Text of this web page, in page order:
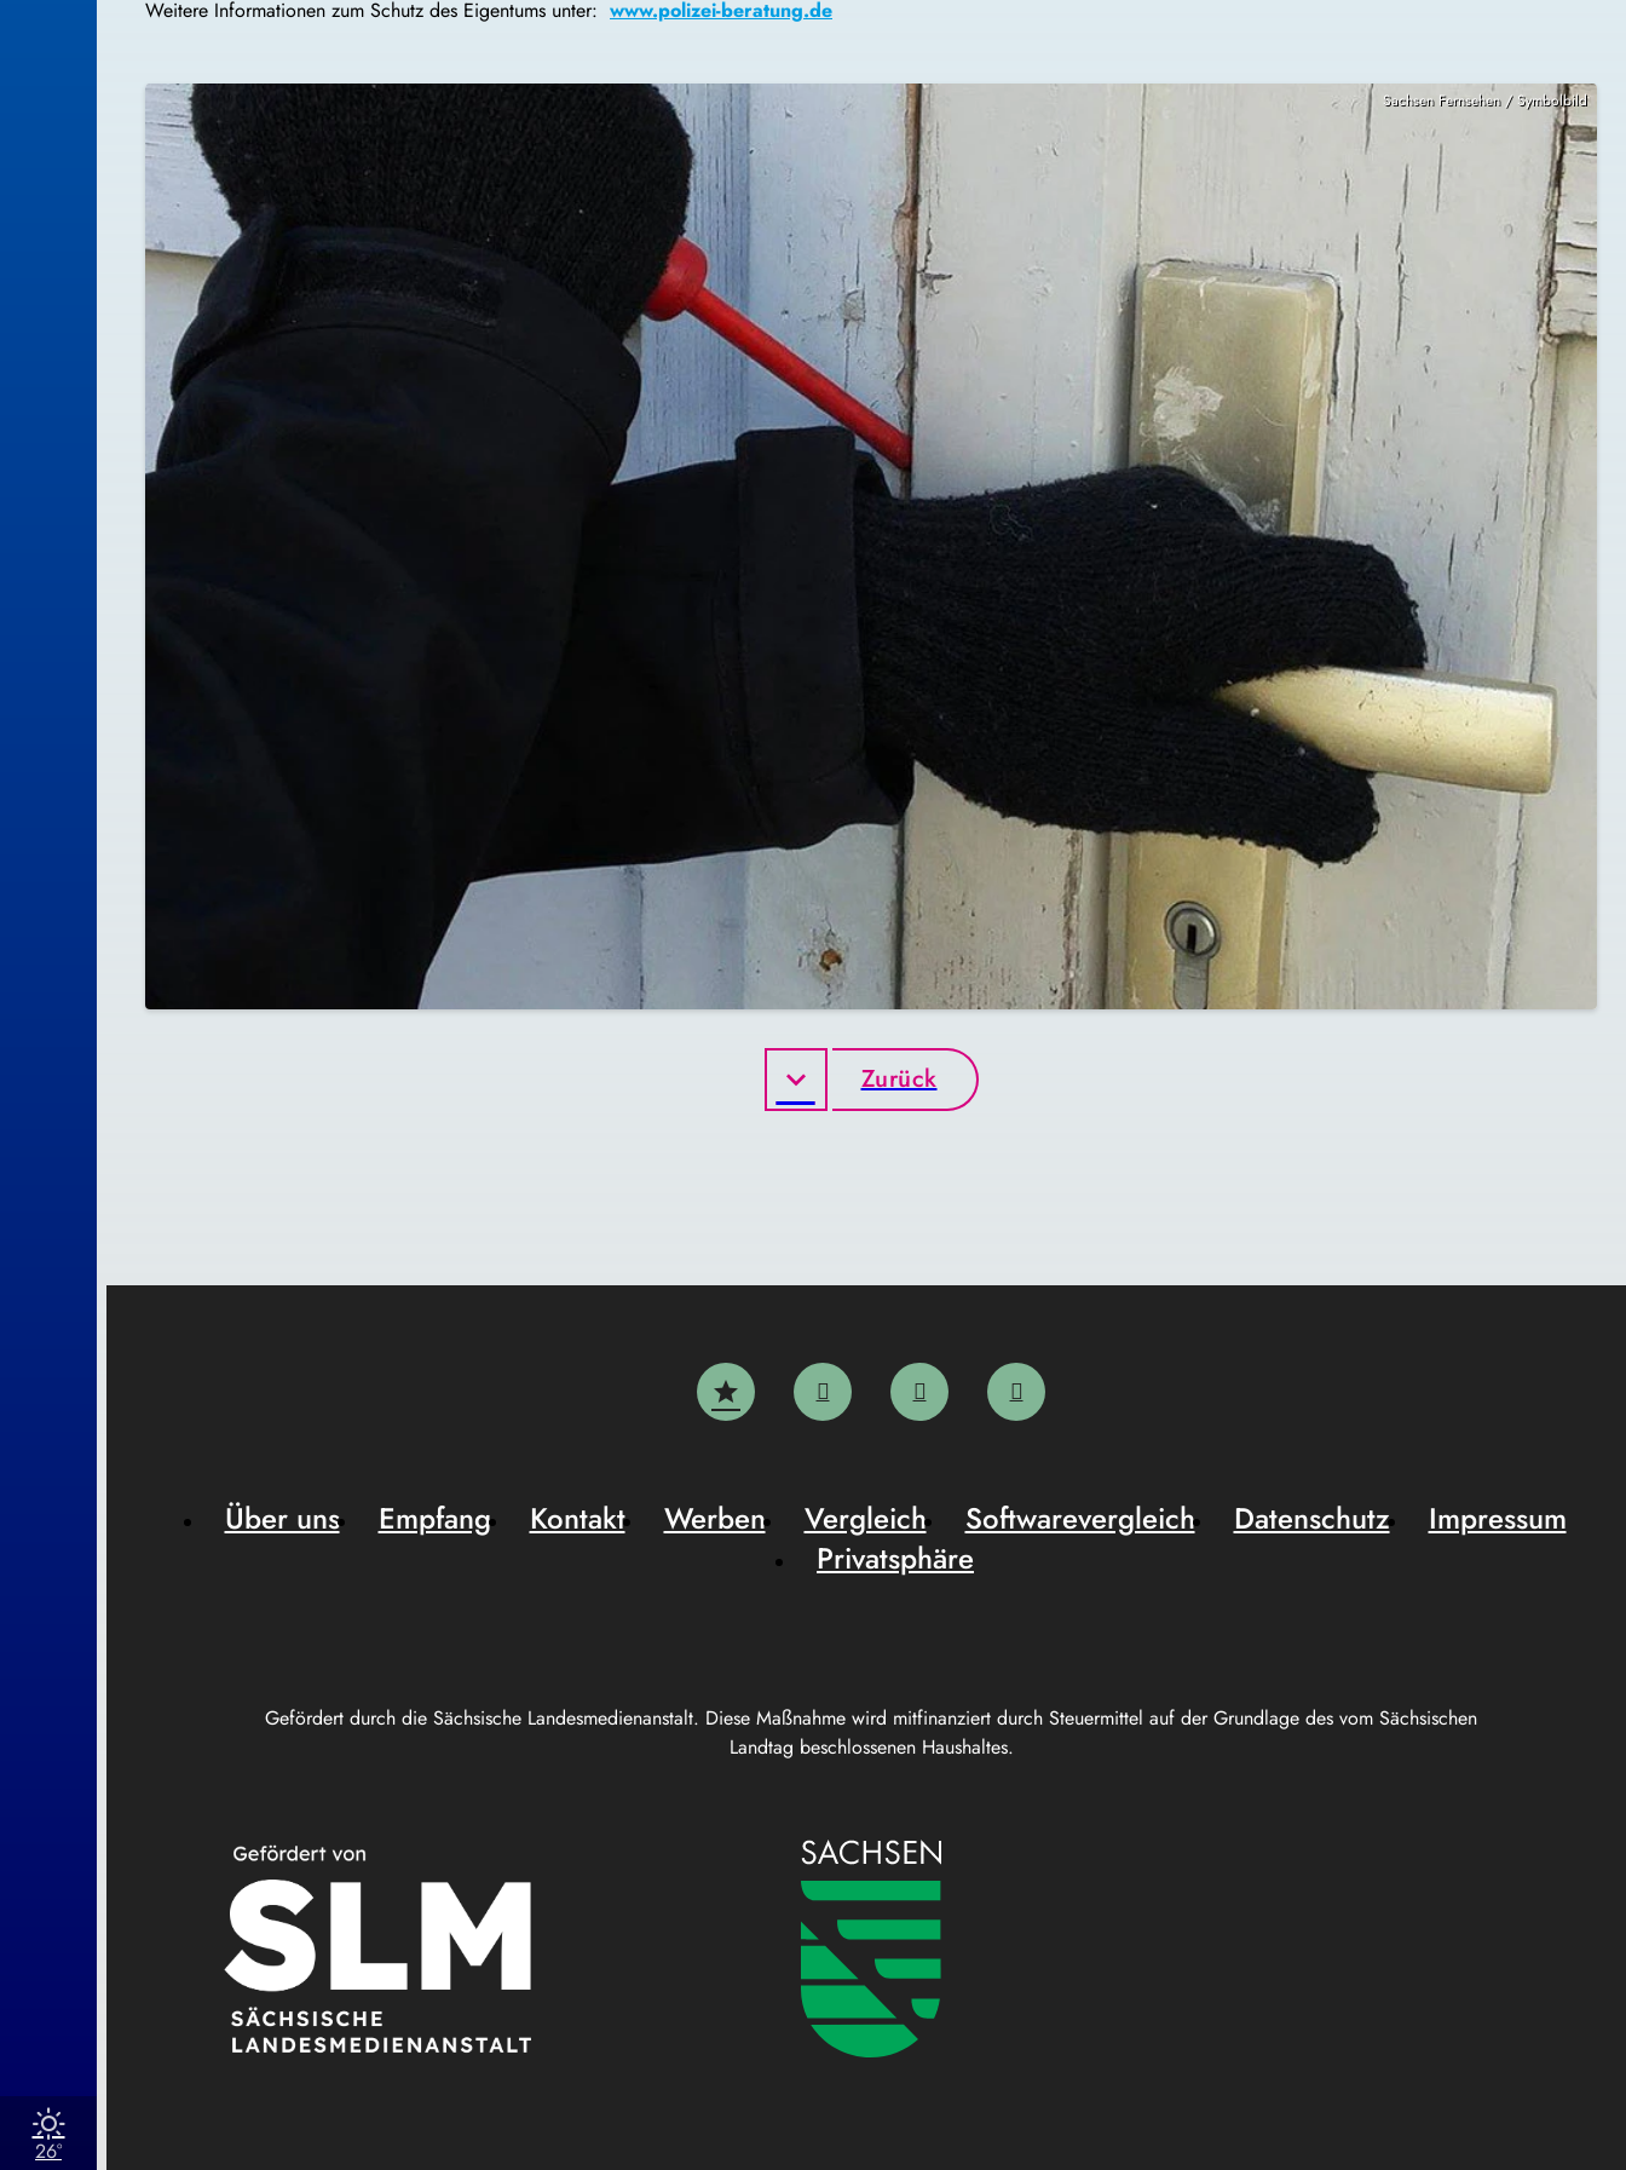
26°
Weitere Informationen zum Schutz des Eigentums unter: www.polizei-beratung.de
Sachsen Fernsehen / Symbolbild
Zurück
Gefördert durch die Sächsische Landesmedienanstalt. Diese Maßnahme wird mitfinanziert durch Steuermittel auf der Grundlage des vom Sächsischen
Landtag beschlossenen Haushaltes.
Über uns Empfang Kontakt Werben Vergleich Softwarevergleich Datenschutz
Impressum
Privatsphäre